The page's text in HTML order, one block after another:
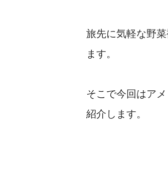
旅先に気軽な野
ます。
そこで今回はア
紹介します。